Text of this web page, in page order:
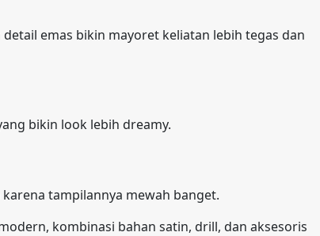
emas bikin mayoret keliatan lebih tegas dan
bikin look lebih dreamy.
tampilannya mewah banget.
kombinasi bahan satin, drill, dan aksesoris